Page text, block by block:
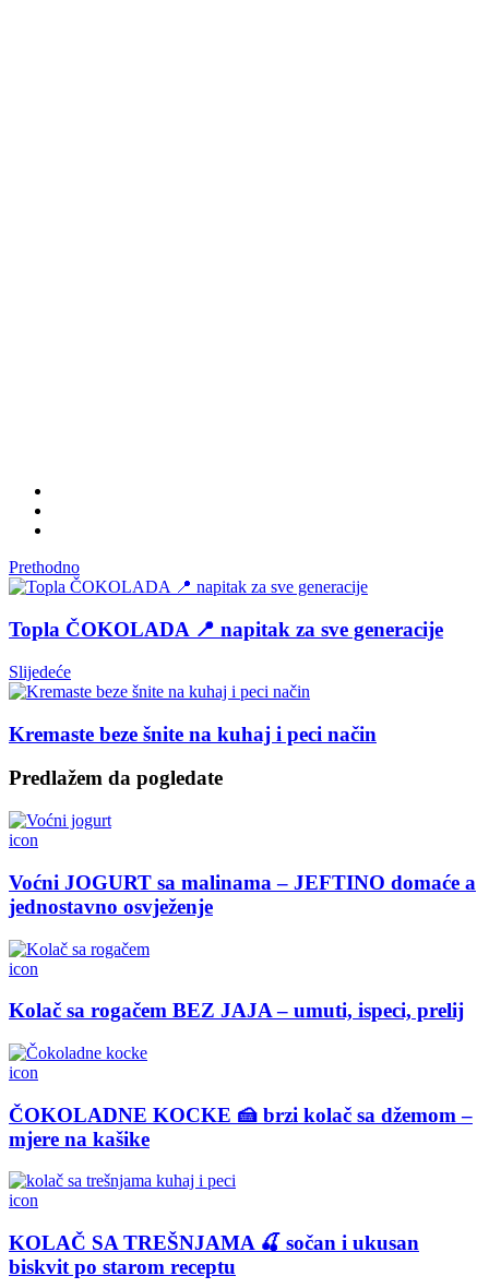
Prethodno
Topla ČOKOLADA 📍 napitak za sve generacije
Slijedeće
Kremaste beze šnite na kuhaj i peci način
Predlažem da pogledate
icon
Voćni JOGURT sa malinama – JEFTINO domaće a
jednostavno osvježenje
icon
Kolač sa rogačem BEZ JAJA – umuti, ispeci, prelij
icon
ČOKOLADNE KOCKE 🍰 brzi kolač sa džemom –
mjere na kašike
icon
KOLAČ SA TREŠNJAMA 🍒 sočan i ukusan
biskvit po starom receptu